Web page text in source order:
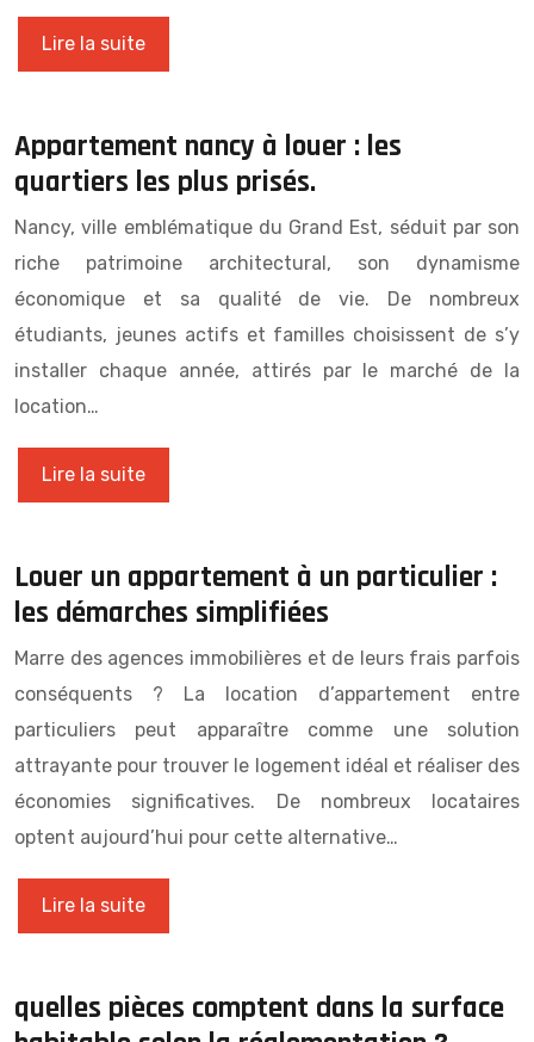
Lire la suite
Appartement nancy à louer : les
quartiers les plus prisés.
Nancy, ville emblématique du Grand Est, séduit par son
riche patrimoine architectural, son dynamisme
économique et sa qualité de vie. De nombreux
étudiants, jeunes actifs et familles choisissent de s’y
installer chaque année, attirés par le marché de la
location…
Lire la suite
Louer un appartement à un particulier :
les démarches simplifiées
Marre des agences immobilières et de leurs frais parfois
conséquents ? La location d’appartement entre
particuliers peut apparaître comme une solution
attrayante pour trouver le logement idéal et réaliser des
économies significatives. De nombreux locataires
optent aujourd’hui pour cette alternative…
Lire la suite
quelles pièces comptent dans la surface